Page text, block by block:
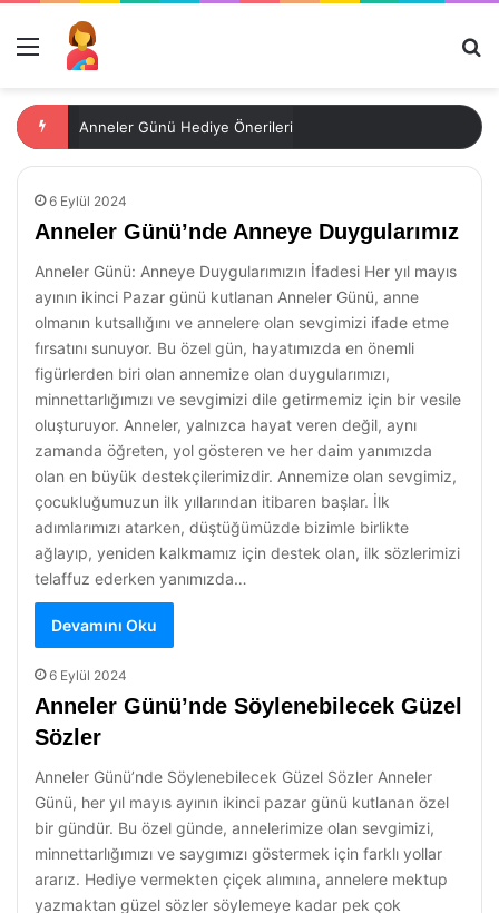
Menü
Anneler Günü Hediye Önerileri
6 Eylül 2024
Anneler Günü’nde Anneye Duygularımız
Anneler Günü: Anneye Duygularımızın İfadesi Her yıl mayıs
ayının ikinci Pazar günü kutlanan Anneler Günü, anne
olmanın kutsallığını ve annelere olan sevgimizi ifade etme
fırsatını sunuyor. Bu özel gün, hayatımızda en önemli
figürlerden biri olan annemize olan duygularımızı,
minnettarlığımızı ve sevgimizi dile getirmemiz için bir vesile
oluşturuyor. Anneler, yalnızca hayat veren değil, aynı
zamanda öğreten, yol gösteren ve her daim yanımızda
olan en büyük destekçilerimizdir. Annemize olan sevgimiz,
çocukluğumuzun ilk yıllarından itibaren başlar. İlk
adımlarımızı atarken, düştüğümüzde bizimle birlikte
ağlayıp, yeniden kalkmamız için destek olan, ilk sözlerimizi
telaffuz ederken yanımızda…
Devamını Oku
6 Eylül 2024
Anneler Günü’nde Söylenebilecek Güzel
Sözler
Anneler Günü’nde Söylenebilecek Güzel Sözler Anneler
Günü, her yıl mayıs ayının ikinci pazar günü kutlanan özel
bir gündür. Bu özel günde, annelerimize olan sevgimizi,
minnettarlığımızı ve saygımızı göstermek için farklı yollar
ararız. Hediye vermekten çiçek alımına, annelere mektup
yazmaktan güzel sözler söylemeye kadar pek çok